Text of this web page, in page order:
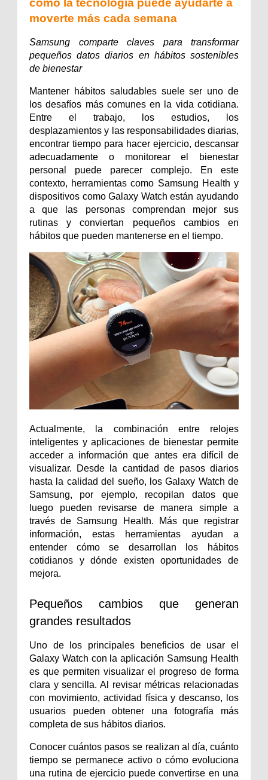
cómo la tecnología puede ayudarte a
moverte más cada semana
Samsung comparte claves para transformar
pequeños datos diarios en hábitos sostenibles
de bienestar
Mantener hábitos saludables suele ser uno de
los desafíos más comunes en la vida cotidiana.
Entre el trabajo, los estudios, los
desplazamientos y las responsabilidades diarias,
encontrar tiempo para hacer ejercicio, descansar
adecuadamente o monitorear el bienestar
personal puede parecer complejo. En este
contexto, herramientas como Samsung Health y
dispositivos como Galaxy Watch están ayudando
a que las personas comprendan mejor sus
rutinas y conviertan pequeños cambios en
hábitos que pueden mantenerse en el tiempo.
Actualmente, la combinación entre relojes
inteligentes y aplicaciones de bienestar permite
acceder a información que antes era difícil de
visualizar. Desde la cantidad de pasos diarios
hasta la calidad del sueño, los Galaxy Watch de
Samsung, por ejemplo, recopilan datos que
luego pueden revisarse de manera simple a
través de Samsung Health. Más que registrar
información, estas herramientas ayudan a
entender cómo se desarrollan los hábitos
cotidianos y dónde existen oportunidades de
mejora.
Pequeños cambios que generan
grandes resultados
Uno de los principales beneficios de usar el
Galaxy Watch con la aplicación Samsung Health
es que permiten visualizar el progreso de forma
clara y sencilla. Al revisar métricas relacionadas
con movimiento, actividad física y descanso, los
usuarios pueden obtener una fotografía más
completa de sus hábitos diarios.
Conocer cuántos pasos se realizan al día, cuánto
tiempo se permanece activo o cómo evoluciona
una rutina de ejercicio puede convertirse en una